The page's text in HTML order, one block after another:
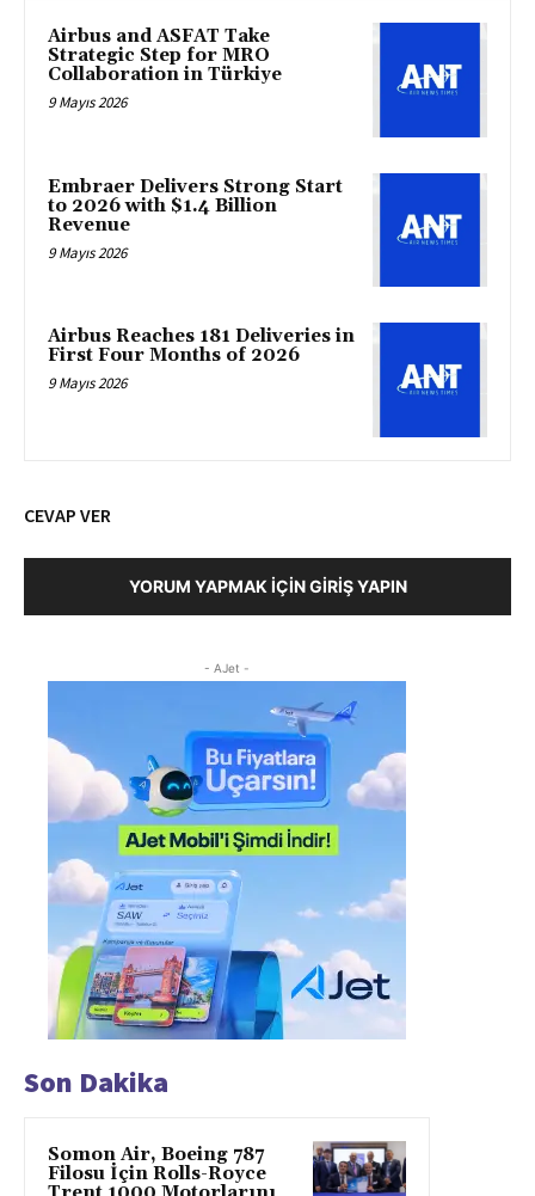
Airbus and ASFAT Take
Strategic Step for MRO
Collaboration in Türkiye
9 Mayıs 2026
Embraer Delivers Strong Start
to 2026 with $1.4 Billion
Revenue
9 Mayıs 2026
Airbus Reaches 181 Deliveries in
First Four Months of 2026
9 Mayıs 2026
CEVAP VER
YORUM YAPMAK İÇIN GIRIŞ YAPIN
- AJet -
Son Dakika
Somon Air, Boeing 787
Filosu İçin Rolls-Royce